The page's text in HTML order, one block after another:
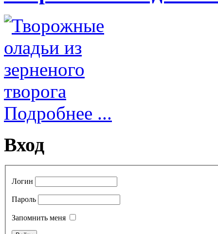
Подробнее ...
Вход
Логин
Пароль
Запомнить меня